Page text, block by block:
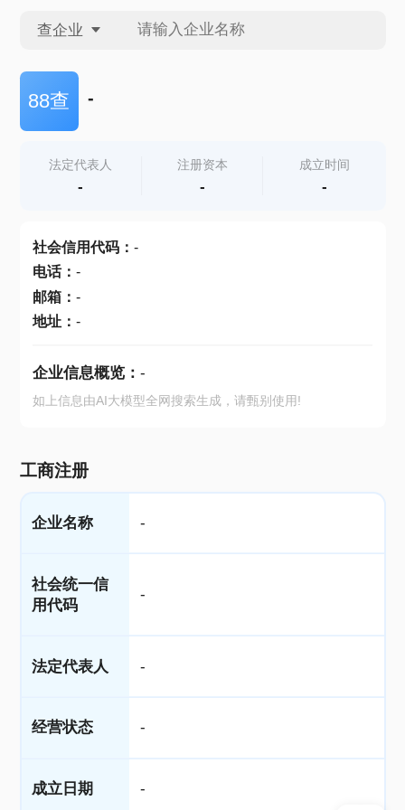
查企业
查企业
查产地
88查 -
法定代表人
-
注册资本
-
成立时间
-
社会信用代码： -
电话： -
邮箱： -
地址： -
企业信息概览： -
如上信息由AI大模型全网搜索生成，请甄别使用!
工商注册
企业名称 -
社会统一信
用代码
-
法定代表人 -
经营状态 -
成立日期 -